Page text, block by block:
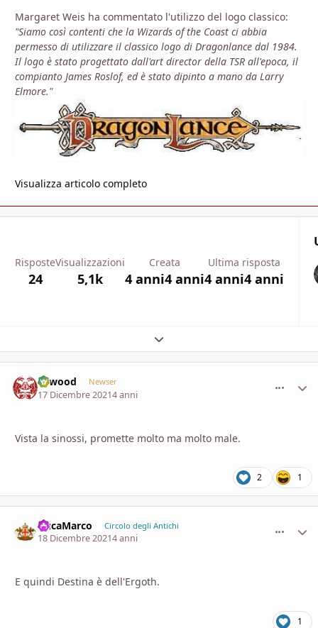
Margaret Weis ha commentato l'utilizzo del logo classico:
"Siamo così contenti che la Wizards of the Coast ci abbia
permesso di utilizzare il classico logo di Dragonlance dal 1984.
Il logo è stato progettato dall'art director della TSR all'epoca, il
compianto James Roslof, ed è stato dipinto a mano da Larry
Elmore."
Visualizza articolo completo
Risposte
24
Visualizzazioni
5,1k
Creata
4 anni4 anni
Ultima risposta
4 anni4 anni
Espandi panoramica del topic
firwood Newser
17 Dicembre 20214 anni
Vista la sinossi, promette molto ma molto male.
2 1
DucaMarco Circolo degli Antichi
18 Dicembre 20214 anni
E quindi Destina è dell'Ergoth.
1